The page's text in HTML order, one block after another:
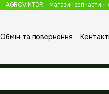
AGROVIKTOR - магазин запчастин
Обмін та повернення